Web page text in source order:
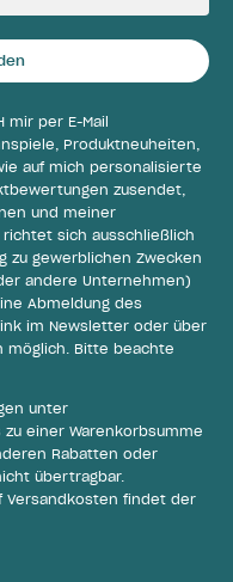
mir per E-Mail
Produktneuheiten,
auf mich personalisierte
zusendet,
und meiner
sich ausschließlich
zu gewerblichen Zwecken
andere Unternehmen)
Abmeldung des
im Newsletter oder über
möglich. Bitte beachte
unter
zu einer Warenkorbsumme
Rabatten oder
übertragbar.
Versandkosten findet der